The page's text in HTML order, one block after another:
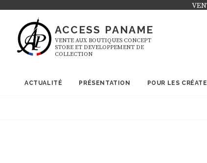
content
ACCESS PANAME
VENTE AUX BOUTIQUES CONCEPT
STORE ET DEVELOPPEMENT DE
COLLECTION
ACTUALITÉ PRÉSENTATION POUR LES